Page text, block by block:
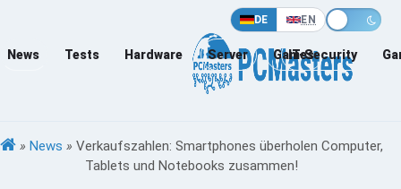
DE EN
News Tests Hardware Server Games
IT-Security
» News » Verkaufszahlen: Smartphones überholen Computer,
Tablets und Notebooks zusammen!